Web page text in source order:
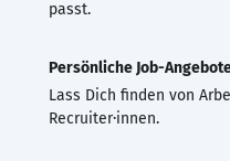
passt.
Persönliche Job-
Lass Dich finden von
Recruiter·innen.